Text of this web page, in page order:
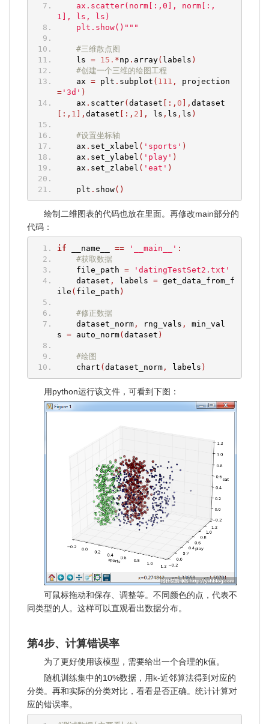
ax.scatter(norm[:,0], norm[:,
1], ls, ls)
plt.show()"""
#三维散点图
ls = 15. *np . array( labels )
#创建一个三维的绘图工程
ax = plt . subplot ( 111 ,
projection
='3d' )
ax . scatter( dataset [:, 0 ], dataset
[:, 1 ], dataset [:, 2 ], ls , ls , ls )
#设置坐标轴
ax . set_xlabel ( 'sports' )
ax . set_ylabel ( 'play' )
ax . set_zlabel ( 'eat' )
plt . show()
绘制二维图表的代码也放在里面。再修改main部分的
代码：
if __name__ == '__main__' :
#获取数据
file_path =
'datingTestSet2.txt'
dataset , labels = get_data_from_f
ile ( file_path )
#修正数据
dataset_norm, rng_vals ,
min_val
s = auto_norm( dataset )
#绘图
chart ( dataset_norm, labels )
用python运行该文件，可看到下图：
可鼠标拖动和保存、调整等。不同颜色的点，代表不
同类型的人。这样可以直观看出数据分布。
第4步、计算错误率
为了更好使用该模型，需要给出一个合理的k值。
随机训练集中的10%数据，用k-近邻算法得到对应的
分类。再和实际的分类对比，看看是否正确。统计计算对
应的错误率。